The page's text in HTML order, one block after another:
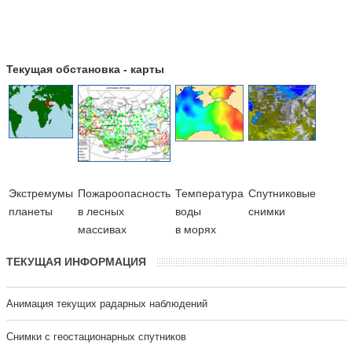
Текущая обстановка - карты
Экстремумы
планеты
Пожароопасность
в лесных
массивах
Температура
воды
в морях
Cпутниковые
снимки
ТЕКУЩАЯ ИНФОРМАЦИЯ
Анимация текущих радарных наблюдений
Cнимки с геостационарных спутников